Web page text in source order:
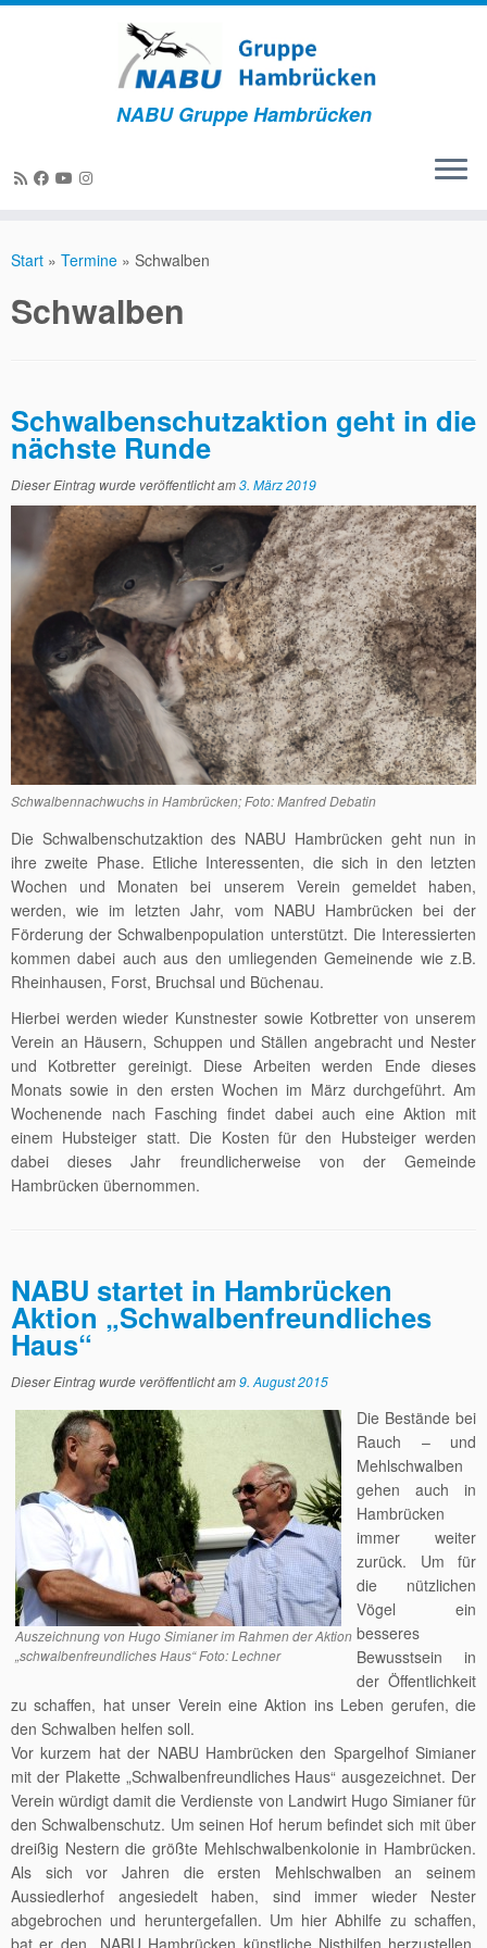
Inhalt
NABU Gruppe Hambrücken
Start » Termine » Schwalben
Schwalben
Schwalbenschutzaktion geht in die
nächste Runde
Dieser Eintrag wurde veröffentlicht am3. März 2019
Schwalbennachwuchs in Hambrücken; Foto: Manfred Debatin
Die Schwalbenschutzaktion des NABU Hambrücken geht nun in
ihre zweite Phase. Etliche Interessenten, die sich in den letzten
Wochen und Monaten bei unserem Verein gemeldet haben,
werden, wie im letzten Jahr, vom NABU Hambrücken bei der
Förderung der Schwalbenpopulation unterstützt. Die Interessierten
kommen dabei auch aus den umliegenden Gemeinende wie z.B.
Rheinhausen, Forst, Bruchsal und Büchenau.
Hierbei werden wieder Kunstnester sowie Kotbretter von unserem
Verein an Häusern, Schuppen und Ställen angebracht und Nester
und Kotbretter gereinigt. Diese Arbeiten werden Ende dieses
Monats sowie in den ersten Wochen im März durchgeführt. Am
Wochenende nach Fasching findet dabei auch eine Aktion mit
einem Hubsteiger statt. Die Kosten für den Hubsteiger werden
dabei dieses Jahr freundlicherweise von der Gemeinde
Hambrücken übernommen.
NABU startet in Hambrücken
Aktion „Schwalbenfreundliches
Haus“
Dieser Eintrag wurde veröffentlicht am9. August 2015
Auszeichnung von Hugo Simianer im Rahmen der Aktion
„schwalbenfreundliches Haus“ Foto: Lechner
Die Bestände bei
Rauch – und
Mehlschwalben
gehen auch in
Hambrücken
immer weiter
zurück. Um für
die nützlichen
Vögel ein
besseres
Bewusstsein in
der Öffentlichkeit
zu schaffen, hat unser Verein eine Aktion ins Leben gerufen, die
den Schwalben helfen soll.
Vor kurzem hat der NABU Hambrücken den Spargelhof Simianer
mit der Plakette „Schwalbenfreundliches Haus“ ausgezeichnet. Der
Verein würdigt damit die Verdienste von Landwirt Hugo Simianer für
den Schwalbenschutz. Um seinen Hof herum befindet sich mit über
dreißig Nestern die größte Mehlschwalbenkolonie in Hambrücken.
Als sich vor Jahren die ersten Mehlschwalben an seinem
Aussiedlerhof angesiedelt haben, sind immer wieder Nester
abgebrochen und heruntergefallen. Um hier Abhilfe zu schaffen,